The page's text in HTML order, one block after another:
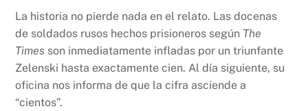
La historia no pierde nada en el relato. Las docenas
de soldados rusos hechos prisioneros según The
Times son inmediatamente infladas por un triunfante
Zelenski hasta exactamente cien. Al día siguiente, su
oficina nos informa de que la cifra asciende a
“cientos”.